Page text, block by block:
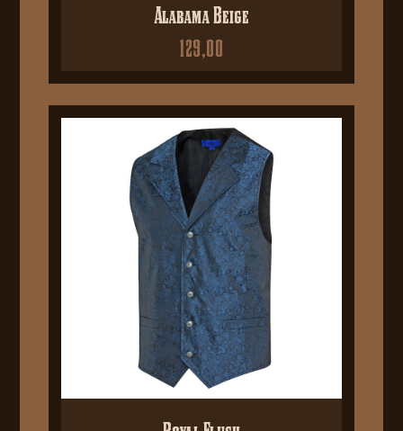
Alabama Beige
129,00